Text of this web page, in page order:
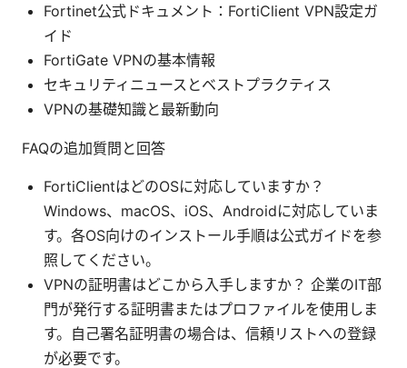
Fortinet公式ドキュメント：FortiClient VPN設定ガ
イド
FortiGate VPNの基本情報
セキュリティニュースとベストプラクティス
VPNの基礎知識と最新動向
FAQの追加質問と回答
FortiClientはどのOSに対応していますか？
Windows、macOS、iOS、Androidに対応していま
す。各OS向けのインストール手順は公式ガイドを参
照してください。
VPNの証明書はどこから入手しますか？ 企業のIT部
門が発行する証明書またはプロファイルを使用しま
す。自己署名証明書の場合は、信頼リストへの登録
が必要です。